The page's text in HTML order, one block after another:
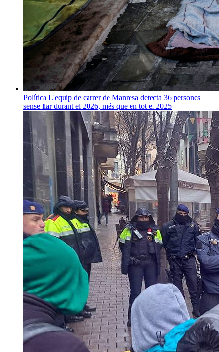
Política L'equip de carrer de Manresa detecta 36 persones
sense llar durant el 2026, més que en tot el 2025